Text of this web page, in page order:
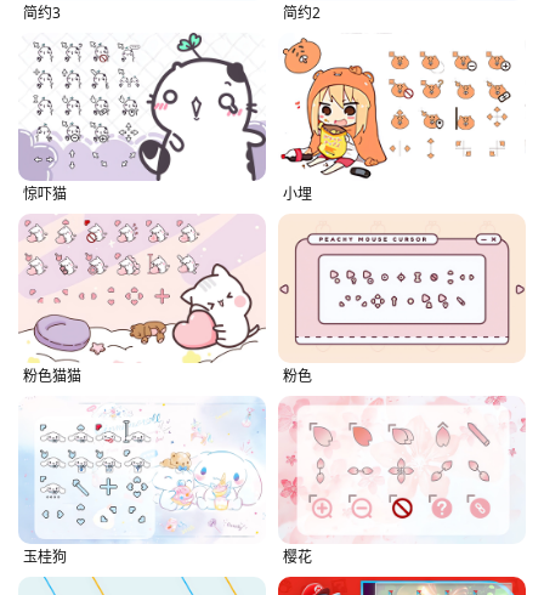
简约3 简约2
惊吓猫 小埋
粉色猫猫 粉色
玉桂狗 樱花